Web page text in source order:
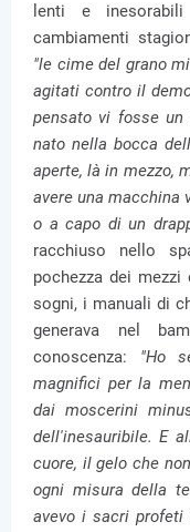
lenti e
cambiamenti
"le cime del grano
agitati contro il
pensato vi fosse
nato nella bocca
aperte, là in mezzo,
avere una macchina
o a capo di un
racchiuso nello
pochezza dei mezzi
sogni, i manuali di
generava nel
conoscenza: "Ho
magnifici per la
dai moscerini
dell'inesauribile. E
cuore, il gelo che
ogni misura della
avevo i sacri profeti